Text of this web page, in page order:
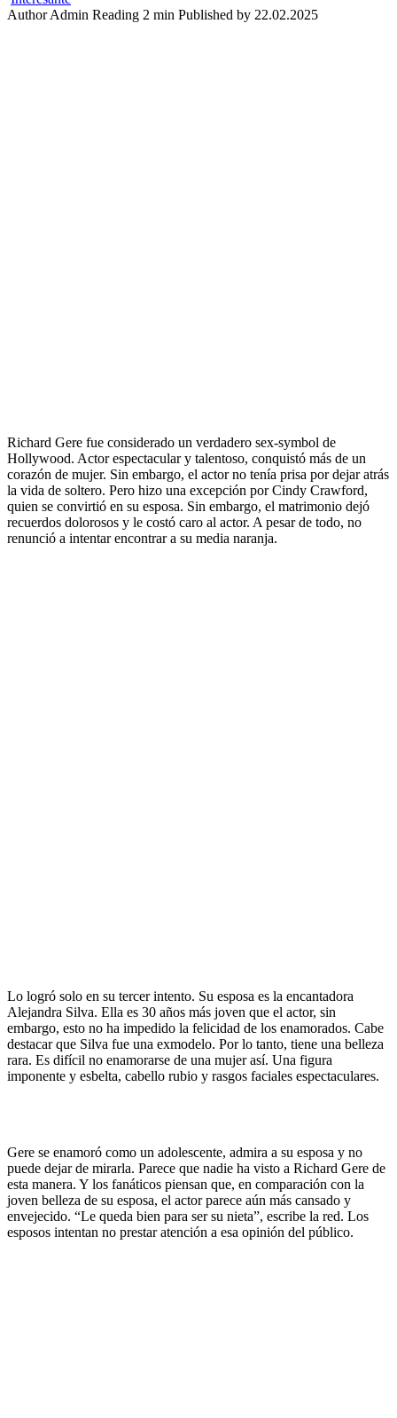
Author Admin Reading 2 min Published by 22.02.2025
Richard Gere fue considerado un verdadero sex-symbol de
Hollywood. Actor espectacular y talentoso, conquistó más de un
corazón de mujer. Sin embargo, el actor no tenía prisa por dejar atrás
la vida de soltero. Pero hizo una excepción por Cindy Crawford,
quien se convirtió en su esposa. Sin embargo, el matrimonio dejó
recuerdos dolorosos y le costó caro al actor. A pesar de todo, no
renunció a intentar encontrar a su media naranja.
Lo logró solo en su tercer intento. Su esposa es la encantadora
Alejandra Silva. Ella es 30 años más joven que el actor, sin
embargo, esto no ha impedido la felicidad de los enamorados. Cabe
destacar que Silva fue una exmodelo. Por lo tanto, tiene una belleza
rara. Es difícil no enamorarse de una mujer así. Una figura
imponente y esbelta, cabello rubio y rasgos faciales espectaculares.
Gere se enamoró como un adolescente, admira a su esposa y no
puede dejar de mirarla. Parece que nadie ha visto a Richard Gere de
esta manera. Y los fanáticos piensan que, en comparación con la
joven belleza de su esposa, el actor parece aún más cansado y
envejecido. “Le queda bien para ser su nieta”, escribe la red. Los
esposos intentan no prestar atención a esa opinión del público.